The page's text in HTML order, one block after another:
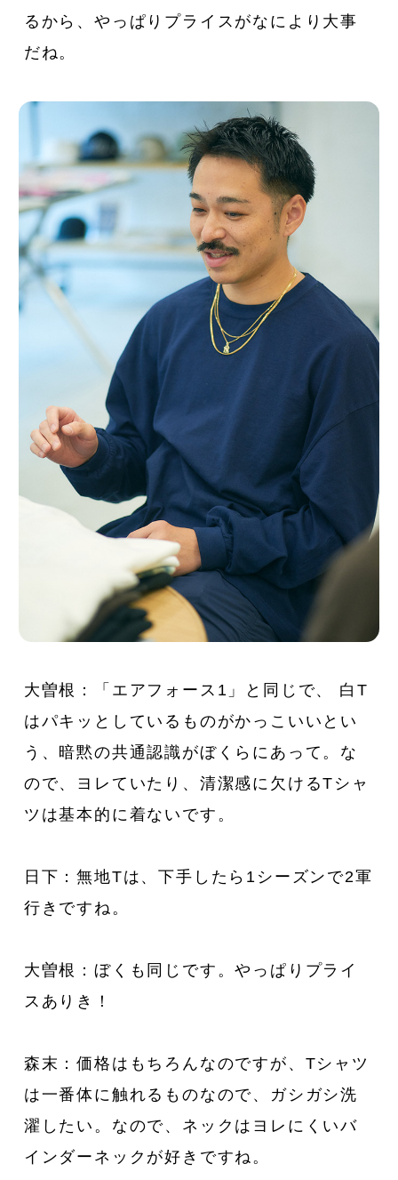
るから、やっぱりプライスがなにより大事
だね。
大曽根：「エアフォース1」と同じで、 白T
はパキッとしているものがかっこいいとい
う、暗黙の共通認識がぼくらにあって。な
ので、ヨレていたり、清潔感に欠けるTシャ
ツは基本的に着ないです。
日下：無地Tは、下手したら1シーズンで2軍
行きですね。
大曽根：ぼくも同じです。やっぱりプライ
スありき！
森末：価格はもちろんなのですが、Tシャツ
は一番体に触れるものなので、ガシガシ洗
濯したい。なので、ネックはヨレにくいバ
インダーネックが好きですね。